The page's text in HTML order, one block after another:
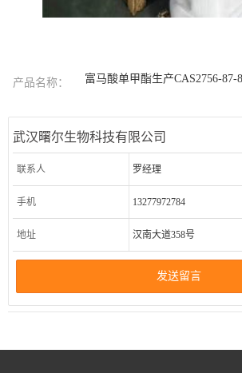
产品名称： 富马酸单甲酯生产CAS2756-87-8
武汉曙尔生物科技有限公司
联系人 罗经理
手机 13277972784
地址 汉南大道358号
发送留言